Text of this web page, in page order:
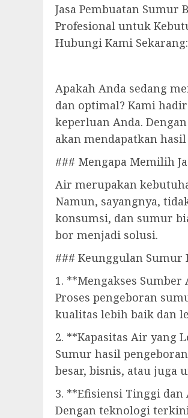
Jasa Pembuatan Sumur
Profesional untuk
Hubungi Kami
Apakah Anda sedang
dan optimal? Kami
keperluan Anda.
akan mendapatkan
### Mengapa Memilih
Air merupakan
Namun, sayangnya,
konsumsi, dan sumur
bor menjadi solusi.
### Keunggulan Sumur
1. **Mengakses
Proses pengeboran
kualitas lebih baik dan
2. **Kapasitas Air yang
Sumur hasil
besar, bisnis, atau juga
3. **Efisiensi Tinggi dan
Dengan teknologi